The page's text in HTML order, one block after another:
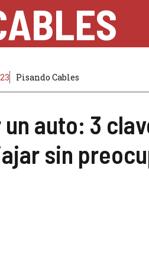
Pisando Cables
un auto: 3
sin